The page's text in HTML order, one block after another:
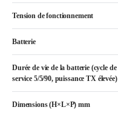
Tension de fonctionnement
Batterie
Durée de vie de la batterie (cycle de
service 5/5/90, puissance TX élevée)
Dimensions (H×L×P) mm